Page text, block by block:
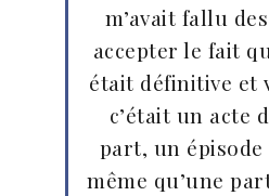
m’avait fallu
accepter le fait
était définitive et
c’était un acte
part, un
même qu’une